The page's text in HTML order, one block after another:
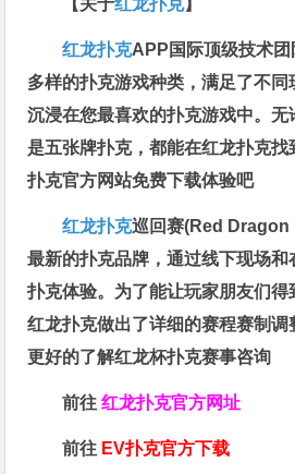
【关于红龙扑克】
红龙扑克APP国际顶级技术
多样的扑克游戏种类，满足了不同
沉浸在您最喜欢的扑克游戏中。
是五张牌扑克，都能在红龙扑克
扑克官方网站免费下载体验吧
红龙扑克巡回赛​(Red Dragon
最新的扑克品牌，通过线下现场
扑克体验。为了能让玩家朋友们得
红龙扑克做出了详细的赛程赛制调
更好的了解红龙杯扑克赛事咨询
前往红龙扑克官方网址
前往 EV扑克官方下载